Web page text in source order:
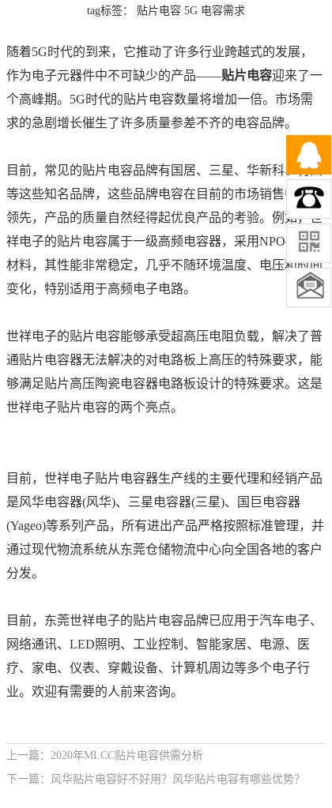
tag标签： 贴片电容 5G 电容需求
随着5G时代的到来，它推动了许多行业跨越式的发展，
作为电子元器件中不可缺少的产品——贴片电容迎来了一
个高峰期。5G时代的贴片电容数量将增加一倍。市场需
求的急剧增长催生了许多质量参差不齐的电容品牌。
目前，常见的贴片电容品牌有国居、三星、华新科、村田
等这些知名品牌，这些品牌电容在目前的市场销售中遥遥
领先，产品的质量自然经得起优良产品的考验。例如，世
祥电子的贴片电容属于一级高频电容器，采用NPO(COG)
材料，其性能非常稳定，几乎不随环境温度、电压和时间
变化，特别适用于高频电子电路。
世祥电子的贴片电容能够承受超高压电阻负载，解决了普
通贴片电容器无法解决的对电路板上高压的特殊要求，能
够满足贴片高压陶瓷电容器电路板设计的特殊要求。这是
世祥电子贴片电容的两个亮点。
目前，世祥电子贴片电容器生产线的主要代理和经销产品
是风华电容器(风华)、三星电容器(三星)、国巨电容器
(Yageo)等系列产品，所有进出产品严格按照标准管理，并
通过现代物流系统从东莞仓储物流中心向全国各地的客户
分发。
目前，东莞世祥电子的贴片电容品牌已应用于汽车电子、
网络通讯、LED照明、工业控制、智能家居、电源、医
疗、家电、仪表、穿戴设备、计算机周边等多个电子行
业。欢迎有需要的人前来咨询。
上一篇：2020年MLCC贴片电容供需分析
下一篇： 风华贴片电容好不好用？风华贴片电容有哪些优势？